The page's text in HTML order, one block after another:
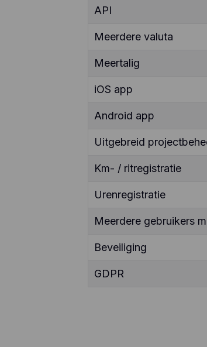
API
Meerdere valuta
Meertalig
iOS app
Android app
Uitgebreid
Km- / ritregistratie
Urenregistratie
Meerdere gebruikers
Beveiliging
GDPR